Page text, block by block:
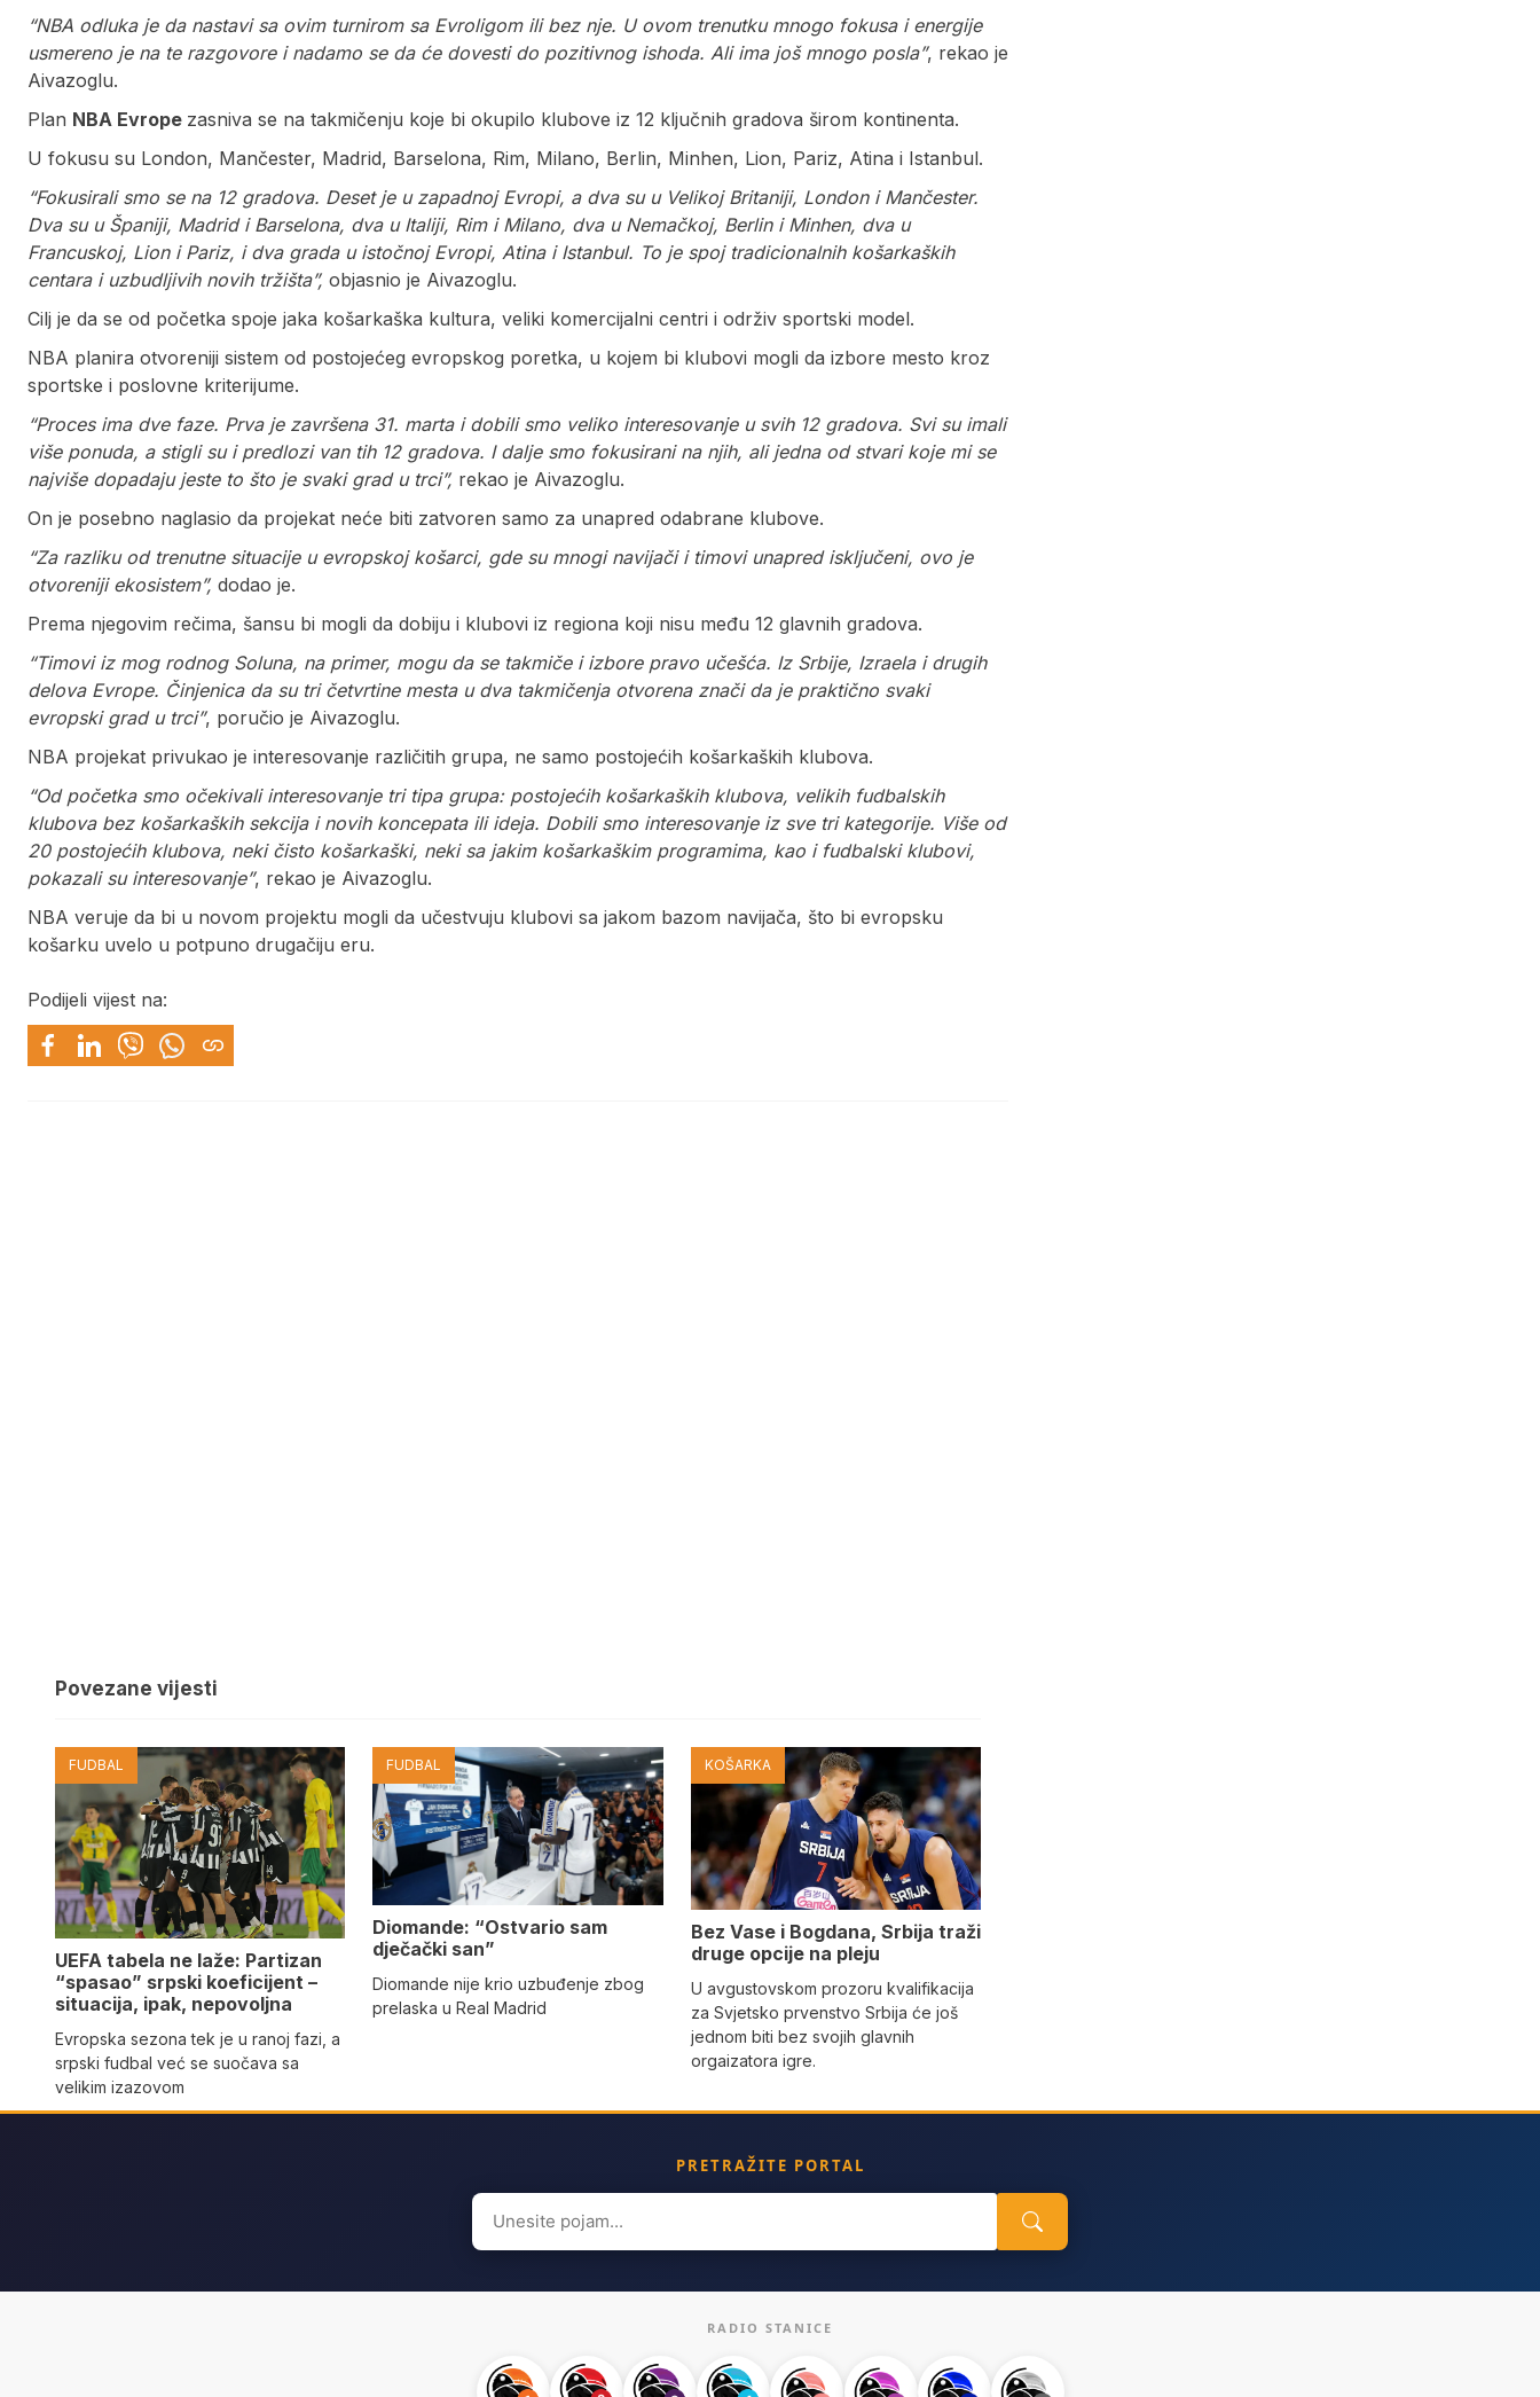
“NBA odluka je da nastavi sa ovim turnirom sa Evroligom ili bez nje. U ovom trenutku mnogo fokusa i energije
usmereno je na te razgovore i nadamo se da će dovesti do pozitivnog ishoda. Ali ima još mnogo posla”, rekao je
Aivazoglu.
Plan NBA Evrope zasniva se na takmičenju koje bi okupilo klubove iz 12 ključnih gradova širom kontinenta.
U fokusu su London, Mančester, Madrid, Barselona, Rim, Milano, Berlin, Minhen, Lion, Pariz, Atina i Istanbul.
“Fokusirali smo se na 12 gradova. Deset je u zapadnoj Evropi, a dva su u Velikoj Britaniji, London i Mančester.
Dva su u Španiji, Madrid i Barselona, dva u Italiji, Rim i Milano, dva u Nemačkoj, Berlin i Minhen, dva u
Francuskoj, Lion i Pariz, i dva grada u istočnoj Evropi, Atina i Istanbul. To je spoj tradicionalnih košarkaških
centara i uzbudljivih novih tržišta”, objasnio je Aivazoglu.
Cilj je da se od početka spoje jaka košarkaška kultura, veliki komercijalni centri i održiv sportski model.
NBA planira otvoreniji sistem od postojećeg evropskog poretka, u kojem bi klubovi mogli da izbore mesto kroz
sportske i poslovne kriterijume.
“Proces ima dve faze. Prva je završena 31. marta i dobili smo veliko interesovanje u svih 12 gradova. Svi su imali
više ponuda, a stigli su i predlozi van tih 12 gradova. I dalje smo fokusirani na njih, ali jedna od stvari koje mi se
najviše dopadaju jeste to što je svaki grad u trci”, rekao je Aivazoglu.
On je posebno naglasio da projekat neće biti zatvoren samo za unapred odabrane klubove.
“Za razliku od trenutne situacije u evropskoj košarci, gde su mnogi navijači i timovi unapred isključeni, ovo je
otvoreniji ekosistem”, dodao je.
Prema njegovim rečima, šansu bi mogli da dobiju i klubovi iz regiona koji nisu među 12 glavnih gradova.
“Timovi iz mog rodnog Soluna, na primer, mogu da se takmiče i izbore pravo učešća. Iz Srbije, Izraela i drugih
delova Evrope. Činjenica da su tri četvrtine mesta u dva takmičenja otvorena znači da je praktično svaki
evropski grad u trci”, poručio je Aivazoglu.
NBA projekat privukao je interesovanje različitih grupa, ne samo postojećih košarkaških klubova.
“Od početka smo očekivali interesovanje tri tipa grupa: postojećih košarkaških klubova, velikih fudbalskih
klubova bez košarkaških sekcija i novih koncepata ili ideja. Dobili smo interesovanje iz sve tri kategorije. Više od
20 postojećih klubova, neki čisto košarkaški, neki sa jakim košarkaškim programima, kao i fudbalski klubovi,
pokazali su interesovanje”, rekao je Aivazoglu.
NBA veruje da bi u novom projektu mogli da učestvuju klubovi sa jakom bazom navijača, što bi evropsku
košarku uvelo u potpuno drugačiju eru.
Podijeli vijest na:
Povezane vijesti
FUDBAL
UEFA tabela ne laže: Partizan
“spasao” srpski koeficijent –
situacija, ipak, nepovoljna
Evropska sezona tek je u ranoj fazi, a
srpski fudbal već se suočava sa
velikim izazovom
FUDBAL
Diomande: “Ostvario sam
dječački san”
Diomande nije krio uzbuđenje zbog
prelaska u Real Madrid
KOŠARKA
Bez Vase i Bogdana, Srbija traži
druge opcije na pleju
U avgustovskom prozoru kvalifikacija
za Svjetsko prvenstvo Srbija će još
jednom biti bez svojih glavnih
orgaizatora igre.
PRETRAŽITE PORTAL
Search
for:
RADIO STANICE